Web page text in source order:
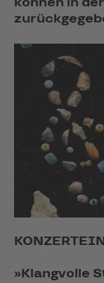
können in
»Klangvolle